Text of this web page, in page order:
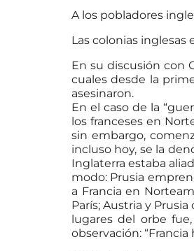
A los pobladores
Las colonias
En su discusión con
cuales desde la
asesinaron.
En el caso de la
los franceses en
sin embargo,
incluso hoy, se la
Inglaterra estaba
modo: Prusia
a Francia en
París; Austria y
lugares del orbe
observación: